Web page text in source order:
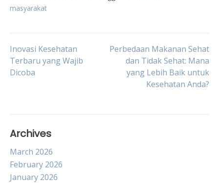
masyarakat
Post
navigation
Inovasi Kesehatan
Terbaru yang Wajib
Dicoba
Perbedaan Makanan Sehat
dan Tidak Sehat: Mana
yang Lebih Baik untuk
Kesehatan Anda?
Archives
March 2026
February 2026
January 2026